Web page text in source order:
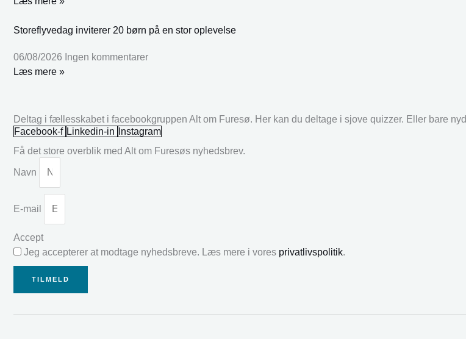
Storeflyvedag inviterer 20 børn på en stor oplevelse
06/08/2026 Ingen kommentarer
Læs mere »
Deltag i fællesskabet i facebookgruppen Alt om Furesø. Her kan du deltage i sjove quizzer. Eller bare
Facebook-f Linkedin-in
Instagram
Få det store overblik med Alt om Furesøs nyhedsbrev.
Navn
E-mail
Accept
Jeg accepterer at modtage nyhedsbreve. Læs mere i vores privatlivspolitik.
TILMELD